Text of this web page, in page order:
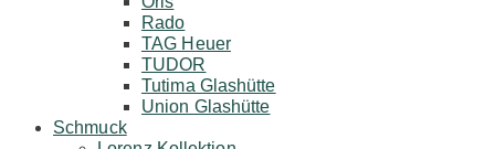
Rado
TAG Heuer
TUDOR
Tutima Glashütte
Union Glashütte
Schmuck